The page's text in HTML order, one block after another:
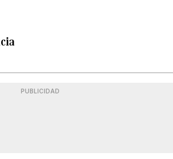
PUBLICIDAD